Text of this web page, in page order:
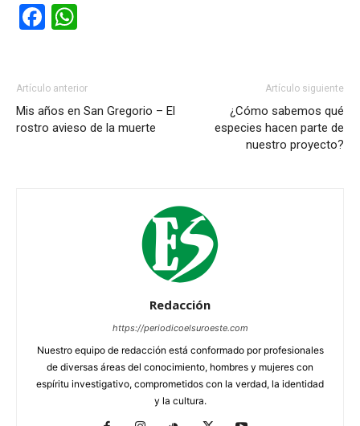
Facebook
Artículo anterior
Mis años en San Gregorio – El
rostro avieso de la muerte
Artículo siguiente
¿Cómo sabemos qué
especies hacen parte de
nuestro proyecto?
Redacción
https://periodicoelsuroeste.com
Nuestro equipo de redacción está conformado por profesionales
de diversas áreas del conocimiento, hombres y mujeres con
espíritu investigativo, comprometidos con la verdad, la identidad
y la cultura.